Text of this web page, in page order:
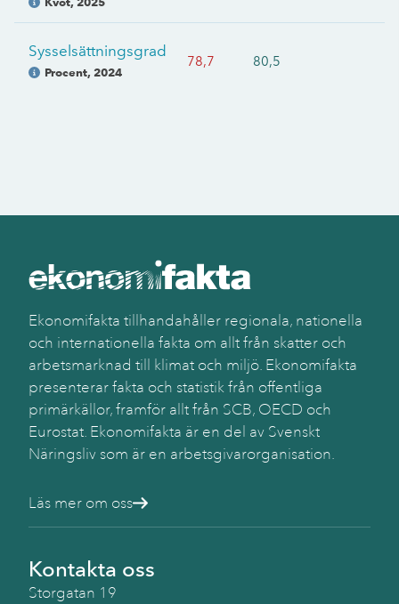
Sysselsättningsgrad
Procent, 2024
78,7 80,5
Ekonomifakta tillhandahåller regionala, nationella
och internationella fakta om allt från skatter och
arbetsmarknad till klimat och miljö. Ekonomifakta
presenterar fakta och statistik från offentliga
primärkällor, framför allt från SCB, OECD och
Eurostat. Ekonomifakta är en del av Svenskt
Näringsliv som är en arbetsgivarorganisation.
Läs mer om oss
Kontakta oss
Storgatan 19